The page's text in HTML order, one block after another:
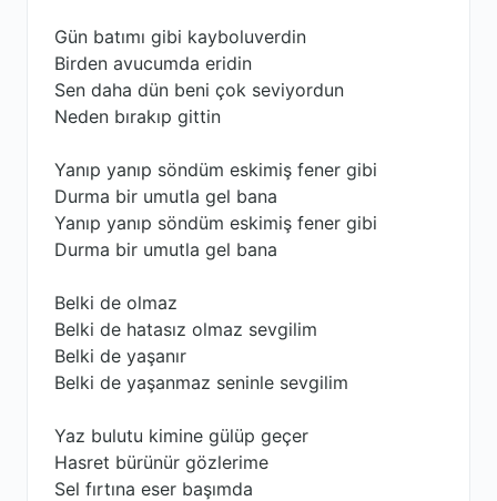
Gün batımı gibi kayboluverdin
Birden avucumda eridin
Sen daha dün beni çok seviyordun
Neden bırakıp gittin
Yanıp yanıp söndüm eskimiş fener gibi
Durma bir umutla gel bana
Yanıp yanıp söndüm eskimiş fener gibi
Durma bir umutla gel bana
Belki de olmaz
Belki de hatasız olmaz sevgilim
Belki de yaşanır
Belki de yaşanmaz seninle sevgilim
Yaz bulutu kimine gülüp geçer
Hasret bürünür gözlerime
Sel fırtına eser başımda